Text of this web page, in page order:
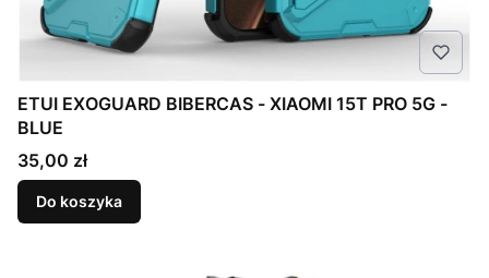
ETUI EXOGUARD BIBERCAS - XIAOMI 15T PRO 5G -
BLUE
Cena
35,00 zł
Do koszyka